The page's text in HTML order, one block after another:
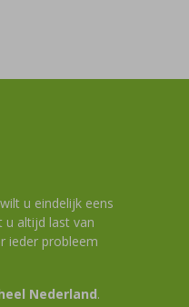
u eindelijk eens
u altijd last van
ieder probleem
Nederland.